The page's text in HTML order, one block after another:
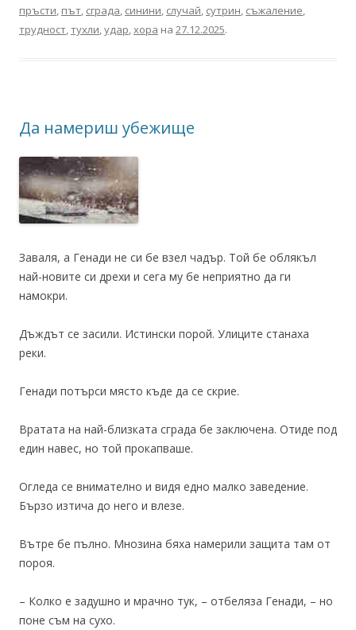
пръсти, път, сграда, синини, случай, сутрин, съжаление,
трудност,тухли,удар,хора на 27.12.2025.
Да намериш убежище
Заваля, а Генади не си бе взел чадър. Той бе облякъл
най-новите си дрехи и сега му бе неприятно да ги
намокри.
Дъждът се засили. Истински порой. Улиците станаха
реки.
Генади потърси място къде да се скрие.
Вратата на най-близката сграда бе заключена. Отиде под
един навес, но той прокапваше.
Огледа се внимателно и видя едно малко заведение.
Бързо изтича до него и влезе.
Вътре бе пълно. Мнозина бяха намерили защита там от
пороя.
– Колко е задушно и мрачно тук, – отбеляза Генади, – но
поне съм на сухо.